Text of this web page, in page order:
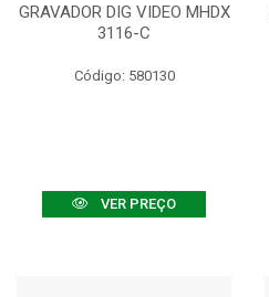
GRAVADOR DIG VIDEO MHDX
3116-C
Código: 580130
VER PREÇO